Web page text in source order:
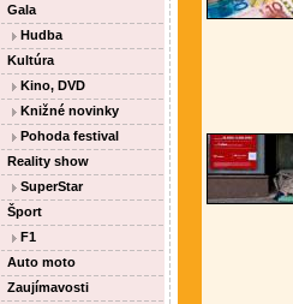
Gala
Hudba
Kultúra
Kino, DVD
Knižné novinky
Pohoda festival
Reality show
SuperStar
Šport
F1
Auto moto
Zaujímavosti